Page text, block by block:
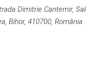
Dimitrie Cantemir,
Bihor, 410700, România